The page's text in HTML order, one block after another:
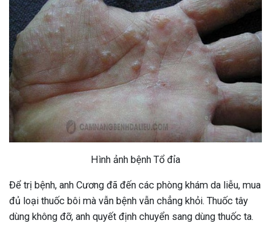
Hình ảnh bệnh Tổ đỉa
Để trị bệnh, anh Cương đã đến các phòng khám da liễu, mua
đủ loại thuốc bôi mà vẫn bệnh vẫn chẳng khỏi. Thuốc tây
dùng không đỡ, anh quyết định chuyển sang dùng thuốc ta.